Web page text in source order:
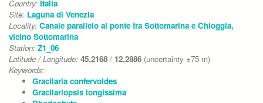
Country: Italia
Site: Laguna di Venezia
Locality: Canale parallelo al ponte fra Sottomarina e Chioggia,
vicino Sottomarina
Station: Z1_06
Latitude / Longitude: 45,2168 / 12,2886 (uncertainty ±75 m)
Keywords:
Gracilaria confervoides
Gracilariopsis longissima